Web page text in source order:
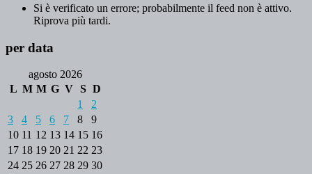
Si è verificato un errore; probabilmente il feed non è attivo.
Riprova più tardi.
per data
agosto 2026
L M M G V S D
1
2
3
4 5 6 7 8
9
10 11 12 13 14 15 16
17 18 19 20 21 22 23
24 25 26 27 28 29 30